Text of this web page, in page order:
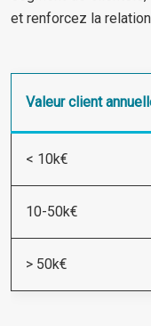
et renforcez la
Valeur client
< 10k€
10-50k€
> 50k€